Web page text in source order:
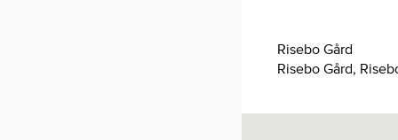
Risebo Gård
Risebo Gård,